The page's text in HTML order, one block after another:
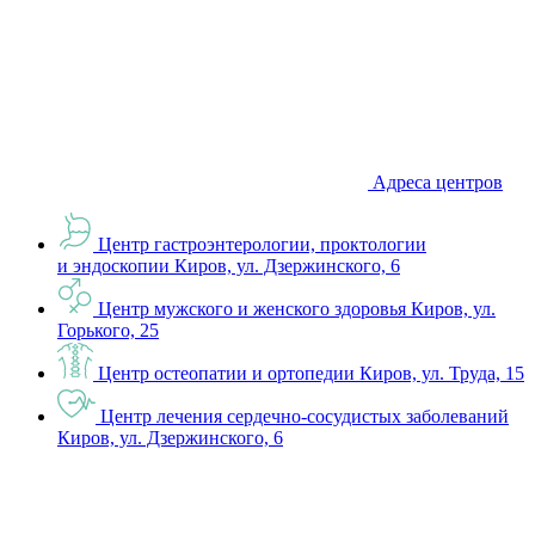
Адреса центров
Центр гастроэнтерологии, проктологии
и эндоскопии Киров, ул. Дзержинского, 6
Центр мужского и женского здоровья Киров, ул.
Горького, 25
Центр остеопатии и ортопедии Киров, ул. Труда, 15
Центр лечения сердечно-сосудистых заболеваний
Киров, ул. Дзержинского, 6